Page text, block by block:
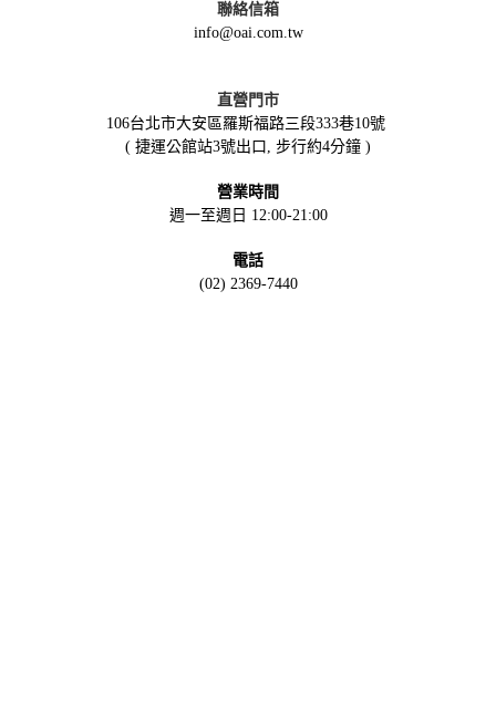
聯絡信箱
info@oai.com.tw
直營門市
106台北市大安區羅斯福路三段333巷10號
( 捷運公館站3號出口, 步行約4分鐘 )
營業時間
週一至週日 12:00-21:00
電話
(02) 2369-7440